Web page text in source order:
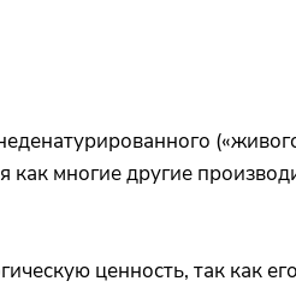
многие другие
ценность, так как